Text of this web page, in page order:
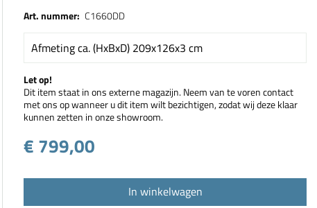
Art. nummer: C1660DD
Afmeting ca. (HxBxD) 209x126x3 cm
Let op!
Dit item staat in ons externe magazijn. Neem van te voren contact
met ons op wanneer u dit item wilt bezichtigen, zodat wij deze klaar
kunnen zetten in onze showroom.
€ 799,00
In winkelwagen